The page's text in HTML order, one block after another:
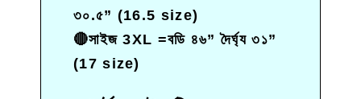
৩০.৫” (16.5 size)
🔴সাইজ 3XL =বডি ৪৬” দৈর্ঘ্য ৩১”
(17 size)